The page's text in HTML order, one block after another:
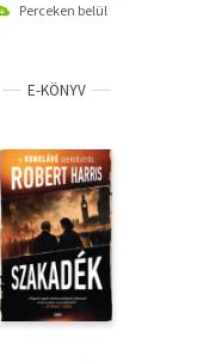
Perceken belül
E-KÖNYV